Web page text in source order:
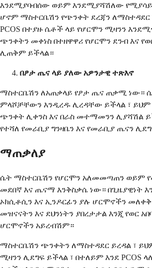
እንደሚያባብሰው ወይም እንደሚያሻሽለው
ሆኖም ማስተርቤሽን የጭንቀት ደረጃን ለማስተዳደር
PCOS በተያዙ ሴቶች ላይ የሆርሞን ሚዛንን
ጭንቀትን መቀነስ በተዘዋዋሪ የሆርሞን ደንብ እና
ሊጠቅም ይችላል።
በፆታ ጤና ላይ ያለው አዎንታዊ ተጽእኖ
ማስተርቤሽን ለአጠቃላይ የፆታ ጤና ጠቃሚ ነው።
ምላሾቻቸውን እንዲረዱ ሊረዳቸው ይችላል ፣ ይህም
ጭንቀት ሊቀንስ እና በራስ መተማመንን ሊያሻሽል
የተሻለ የመራቢያ ግንዛቤን እና የመራቢያ ጤናን
ማጠቃለያ
ሴት ማስተርቤሽን የሆርሞን አለመመጣጠን ወይም
መደበኛ እና ጤናማ እንቅስቃሴ ነው። በጊዜያዊነት
ኦክሲቶሲን እና ኢንዶርፊን ያሉ ሆርሞኖችን መለቀቅ
መዝናናትን እና ደህንነትን ያበረታታል እንጂ የወር
ሆርሞኖችን አይረብሽም።
ማስተርቤሽን ጭንቀትን ለማስተዳደር ይረዳል ፣
ሚዛንን ሊደግፍ ይችላል ፣ በተለይም እንደ PCOS